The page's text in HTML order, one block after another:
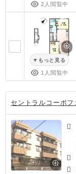
2人閲覧中
もっと見る
1人閲覧中
セントラルコーポ